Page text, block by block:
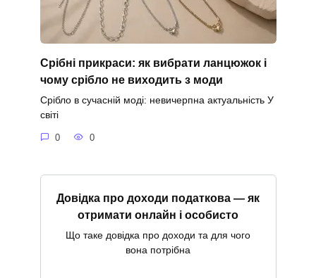
Срібні прикраси: як вибрати ланцюжок і
чому срібло не виходить з моди
Срібло в сучасній моді: невичерпна актуальність У
світі
0 0
Довідка про доходи податкова — як
отримати онлайн і особисто
Що таке довідка про доходи та для чого
вона потрібна